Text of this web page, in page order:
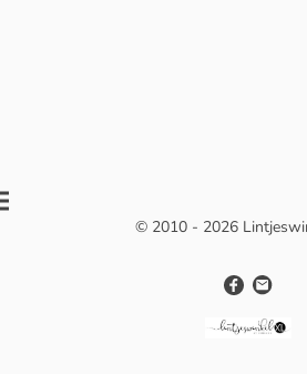
© 2010 - 2026